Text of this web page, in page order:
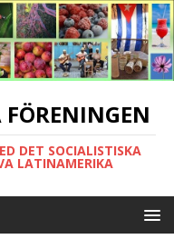
DET SOCIALISTISKA
LATINAMERIKA